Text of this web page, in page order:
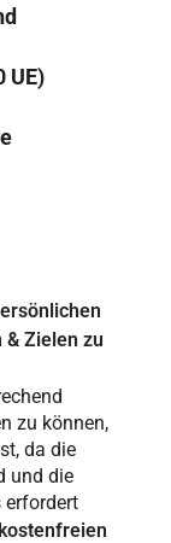
UE)
& Zielen zu
zu können,
da die
und die
erfordert